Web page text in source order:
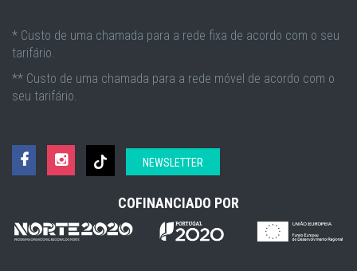
* Custo de uma chamada para a rede fixa de acordo com o seu
tarifário.
** Custo de uma chamada para a rede móvel de acordo com o
seu tarifário.
NEWSLETTER
COFINANCIADO POR